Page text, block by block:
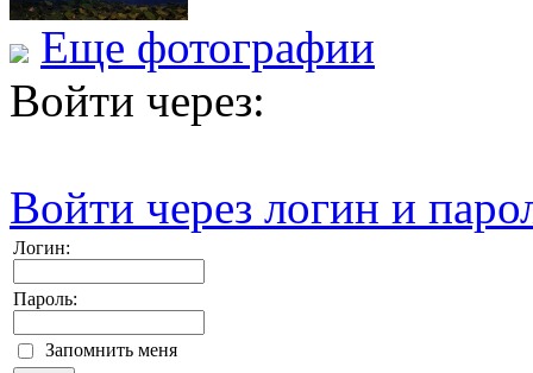
Еще фотографии
Войти через:
Войти через логин и
Логин:
Пароль:
Запомнить меня